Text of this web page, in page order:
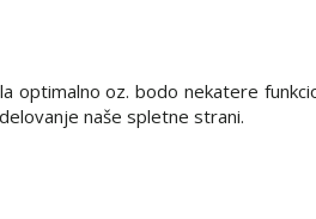
optimalno oz. bodo nekatere
naše spletne strani.